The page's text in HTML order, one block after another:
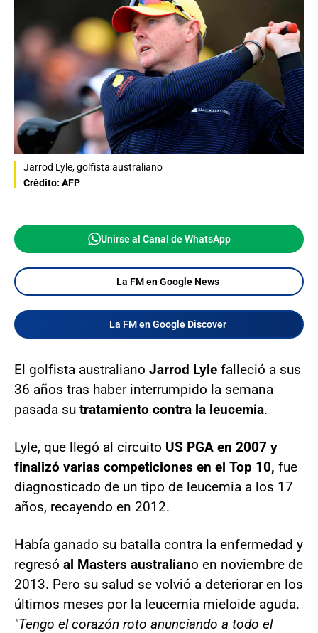
Jarrod Lyle, golfista australiano
Crédito: AFP
Unirse al Canal de WhatsApp
La FM en Google News
La FM en Google Discover
El golfista australiano Jarrod Lyle falleció a sus
36 años tras haber interrumpido la semana
pasada su tratamiento contra la leucemia.
Lyle, que llegó al circuito US PGA en 2007 y
finalizó varias competiciones en el Top 10, fue
diagnosticado de un tipo de leucemia a los 17
años, recayendo en 2012.
Había ganado su batalla contra la enfermedad y
regresó al Masters australiano en noviembre de
2013. Pero su salud se volvió a deteriorar en los
últimos meses por la leucemia mieloide aguda.
"Tengo el corazón roto anunciando a todo el